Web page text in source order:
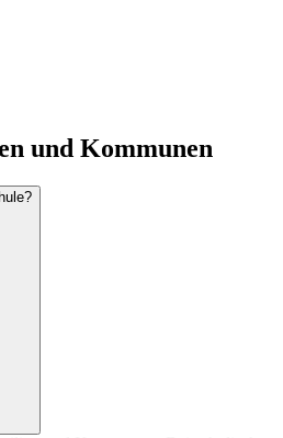
und Kommunen